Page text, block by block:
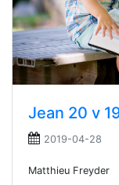
Jean 20 v
2019-04-28
Matthieu Freyder